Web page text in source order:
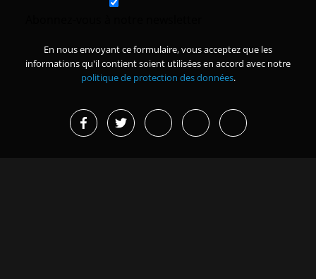
En nous envoyant ce formulaire, vous acceptez que les
informations qu'il contient soient utilisées en accord avec notre
politique de protection des données.